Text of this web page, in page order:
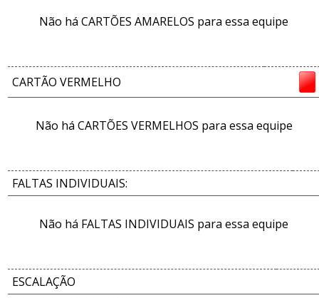
Não há CARTÕES AMARELOS para essa equipe
CARTÃO VERMELHO
Não há CARTÕES VERMELHOS para essa equipe
FALTAS INDIVIDUAIS:
Não há FALTAS INDIVIDUAIS para essa equipe
ESCALAÇÃO